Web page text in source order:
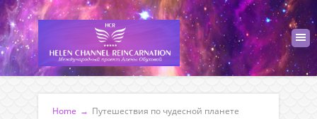
Home → Путешествия по чудесной планете